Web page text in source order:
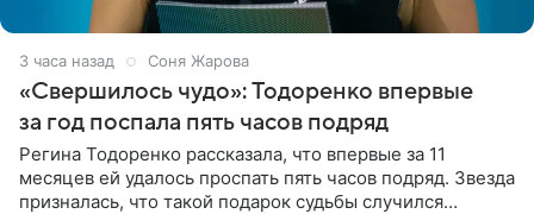
3 часа назад Соня Жарова
«Свершилось чудо»: Тодоренко впервые
за год поспала пять часов подряд
Регина Тодоренко рассказала, что впервые за 11
месяцев ей удалось проспать пять часов подряд. Звезда
призналась, что такой подарок судьбы случился